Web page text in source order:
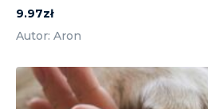
9.97zł
Autor: Aron